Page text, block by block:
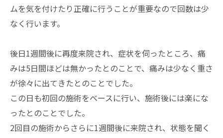
ムを気を付けたり正確に行うことが重要なので回数は少
なく行います。
後日1週間後に再度来院され、症状を伺ったところ、痛
みは5日間ほどは無かったとのことで、痛みは少なく重さ
が徐々に出てきたとのことでした。
この日も初回の施術をベースに行い、施術後には楽にな
ったとのことでした。
2回目の施術からさらに1週間後に来院され、状態を聞く